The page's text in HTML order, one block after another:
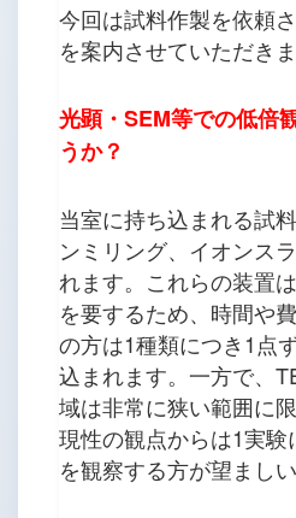
今回は試料作製を依頼
を案内させていただきま
光顕・SEM等での低倍
うか？
当室に持ち込まれる試
ンミリング、イオンス
れます。これらの装置
を要するため、時間や
の方は1種類につき1点
込まれます。一方で、
域は非常に狭い範囲に
現性の観点からは1実
を観察する方が望ましい